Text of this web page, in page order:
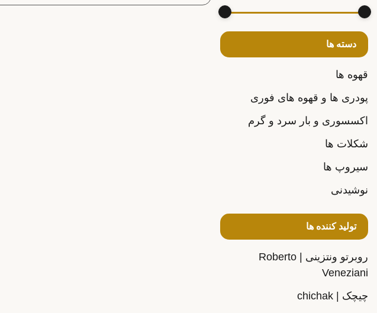
دسته ها
قهوه ها
پودری ها و قهوه های فوری
اکسسوری و بار سرد و گرم
شکلات ها
سیروپ ها
نوشیدنی
تولید کننده ها
روبرتو ونتزینی | Roberto
Veneziani
چیچک | chichak